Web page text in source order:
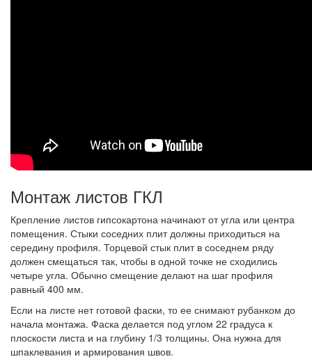
Монтаж листов ГКЛ
Крепление листов гипсокартона начинают от угла или центра
помещения. Стыки соседних плит должны приходиться на
середину профиля. Торцевой стык плит в соседнем ряду
должен смещаться так, чтобы в одной точке не сходились
четыре угла. Обычно смещение делают на шаг профиля
равный 400 мм.
Если на листе нет готовой фаски, то ее снимают рубанком до
начала монтажа. Фаска делается под углом 22 градуса к
плоскости листа и на глубину 1/3 толщины. Она нужна для
шпаклевания и армирования швов.